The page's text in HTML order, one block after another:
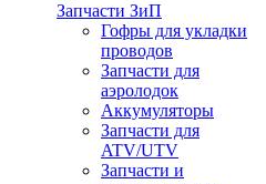
Запчасти ЗиП
Гофры для укладки
проводов
Запчасти для
аэролодок
Аккумуляторы
Запчасти для
ATV/UTV
Запчасти и